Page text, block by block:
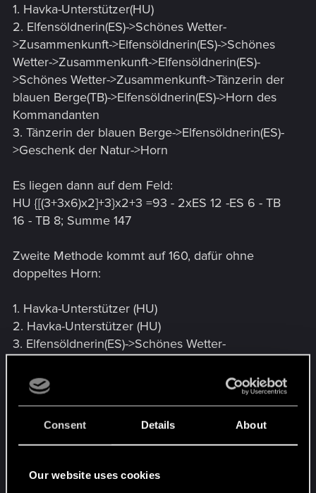
Consent Details About
Our website uses cookies
1. Havka-Unterstützer(HU)
2. Elfensöldnerin(ES)->Schönes Wetter-
>Zusammenkunft->Elfensöldnerin(ES)->Schönes
Wetter->Zusammenkunft->Elfensöldnerin(ES)-
>Schönes Wetter->Zusammenkunft->Tänzerin der
blauen Berge(TB)->Elfensöldnerin(ES)->Horn des
Kommandanten
3. Tänzerin der blauen Berge->Elfensöldnerin(ES)-
>Geschenk der Natur->Horn
Es liegen dann auf dem Feld:
HU {[(3+3x6)x2]+3}x2+3 =93 - 2xES 12 -ES 6 - TB
16 - TB 8; Summe 147
Zweite Methode kommt auf 160, dafür ohne
doppeltes Horn:
1. Havka-Unterstützer (HU)
2. Havka-Unterstützer (HU)
3. Elfensöldnerin(ES)->Schönes Wetter-
Wetter->Zusammenkunft->Elfensöldnerin(ES)-
>Schönes Wetter->Zusammenkunft->Tänzerinder
der Natur->Schönes Wetter->Zusammenkunft-
>Tänzerin der blauen Berge(TB)-